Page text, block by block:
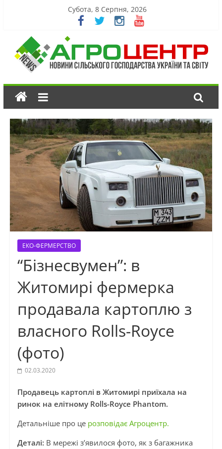
Субота, 8 Серпня, 2026
ЕКО-ФЕРМЕРСТВО
“Бізнесвумен”: в
Житомирі фермерка
продавала картоплю з
власного Rolls-Royce
(фото)
02.03.2020
Продавець картоплі в Житомирі приїхала на
ринок на елітному Rolls-Royce Phantom.
Детальніше про це розповідає Агроцентр.
Деталі: В мережі з’явилося фото, як з багажника